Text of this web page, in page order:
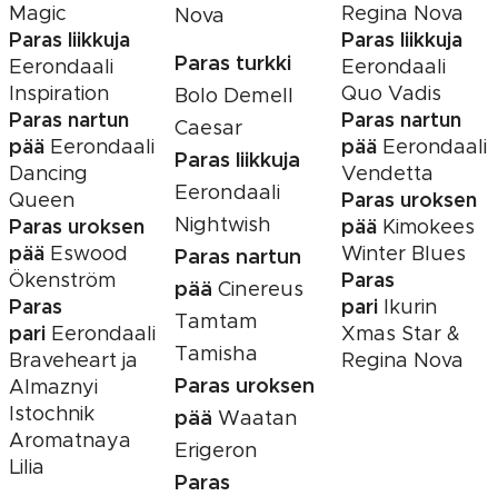
Magic
Paras liikkuja
Eerondaali
Inspiration
Paras nartun
pää Eerondaali
Dancing
Queen
Paras uroksen
pää Eswood
Ökenström
Paras
pari Eerondaali
Braveheart ja
Almaznyi
Istochnik
Aromatnaya
Lilia
Nova
Paras turkki
Bolo Demell
Caesar
Paras liikkuja
Eerondaali
Nightwish
Paras nartun
pää Cinereus
Tamtam
Tamisha
Paras uroksen
pää Waatan
Erigeron
Paras
Regina Nova
Paras liikkuja
Eerondaali
Quo Vadis
Paras nartun
pääEerondaali
Vendetta
Paras uroksen
pääKimokees
Winter Blues
Paras
pariIkurin
Xmas Star &
Regina Nova